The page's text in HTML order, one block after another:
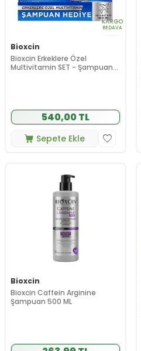
KARGO
BEDAVA
Bioxcin
Bioxcin Erkeklere Özel
Multivitamin SET - Şampuan
540,00 TL
Sepete Ekle
Bioxcin
Bioxcin Caffein Arginine
Şampuan 500 ML